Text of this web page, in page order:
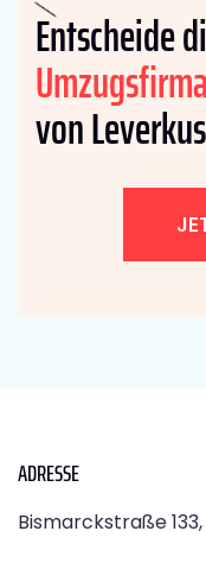
Entscheide
Umzugsfirma
von
ADRESSE
Bismarckstraße